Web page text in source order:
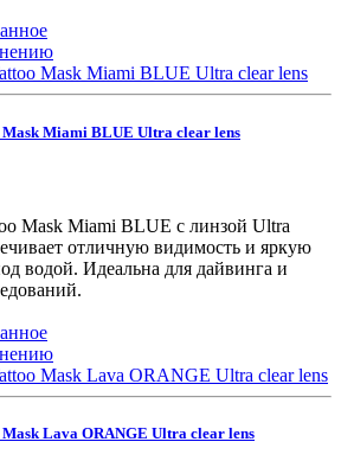
Miami BLUE Ultra clear lens
Mask Miami BLUE с линзой Ultra
отличную видимость и яркую
водой. Идеальна для дайвинга и
Lava ORANGE Ultra clear lens